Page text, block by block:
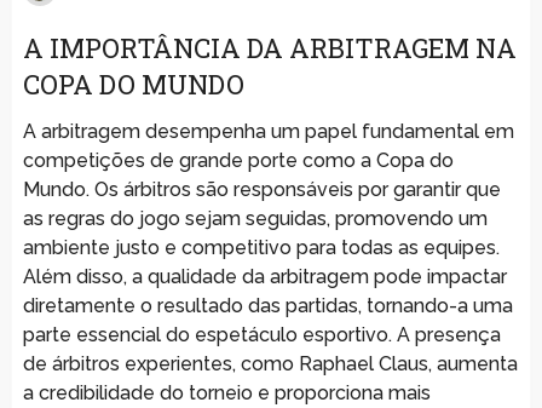
A IMPORTÂNCIA DA ARBITRAGEM NA
COPA DO MUNDO
A arbitragem desempenha um papel fundamental em
competições de grande porte como a Copa do
Mundo. Os árbitros são responsáveis por garantir que
as regras do jogo sejam seguidas, promovendo um
ambiente justo e competitivo para todas as equipes.
Além disso, a qualidade da arbitragem pode impactar
diretamente o resultado das partidas, tornando-a uma
parte essencial do espetáculo esportivo. A presença
de árbitros experientes, como Raphael Claus, aumenta
a credibilidade do torneio e proporciona mais